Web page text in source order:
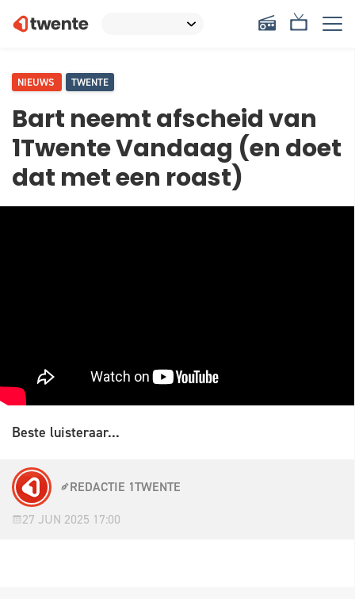
NIEUWS TWENTE
Bart neemt afscheid van
1Twente Vandaag (en doet
dat met een roast)
Beste luisteraar...
REDACTIE 1TWENTE
27 JUN 2025 17:00